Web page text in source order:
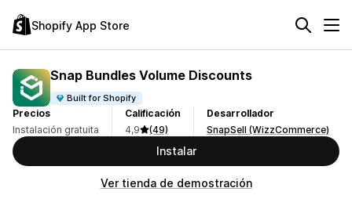
Shopify App Store
Snap Bundles Volume Discounts
Built for Shopify
Precios
Instalación gratuita
Calificación
4,9
(49)
Desarrollador
SnapSell (WizzCommerce)
Instalar
Ver tienda de demostración